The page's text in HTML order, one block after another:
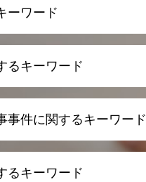
ーワード
親
わない
るキーワード
クリスト いつまで
事件に関するキーワード
つまで
るキーワード